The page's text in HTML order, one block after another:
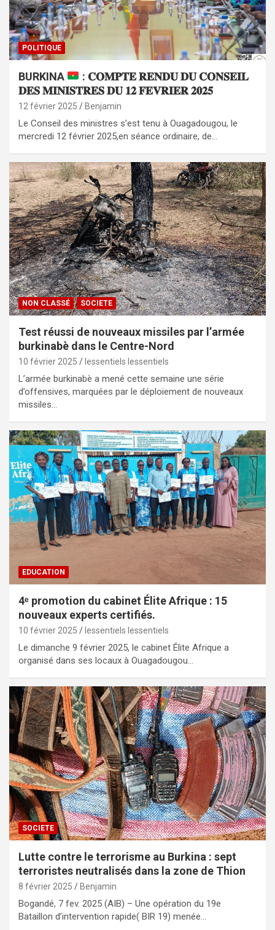
POLITIQUE
BURKINA
: 𝐂𝐎𝐌𝐏𝐓𝐄 𝐑𝐄𝐍𝐃𝐔 𝐃𝐔 𝐂𝐎𝐍𝐒𝐄𝐈𝐋
𝐃𝐄𝐒 𝐌𝐈𝐍𝐈𝐒𝐓𝐑𝐄𝐒 𝐃𝐔 𝟏𝟐 𝐅𝐄𝐕𝐑𝐈𝐄𝐑 𝟐𝟎𝟐𝟓
12 février 2025 Benjamin
Le Conseil des ministres s’est tenu à Ouagadougou, le
mercredi 12 février 2025,en séance ordinaire, de…
NON CLASSÉ SOCIETE
Test réussi de nouveaux missiles par l’armée
burkinabè dans le Centre-Nord
10 février 2025 lessentiels lessentiels
L’armée burkinabè a mené cette semaine une série
d’offensives, marquées par le déploiement de nouveaux
missiles…
EDUCATION
4ᵉ promotion du cabinet Élite Afrique : 15
nouveaux experts certifiés.
10 février 2025 lessentiels lessentiels
Le dimanche 9 février 2025, le cabinet Élite Afrique a
organisé dans ses locaux à Ouagadougou…
SOCIETE
Lutte contre le terrorisme au Burkina : sept
terroristes neutralisés dans la zone de Thion
8 février 2025 Benjamin
Bogandé, 7 fev. 2025 (AIB) – Une opération du 19e
Bataillon d’intervention rapide( BIR 19) menée…